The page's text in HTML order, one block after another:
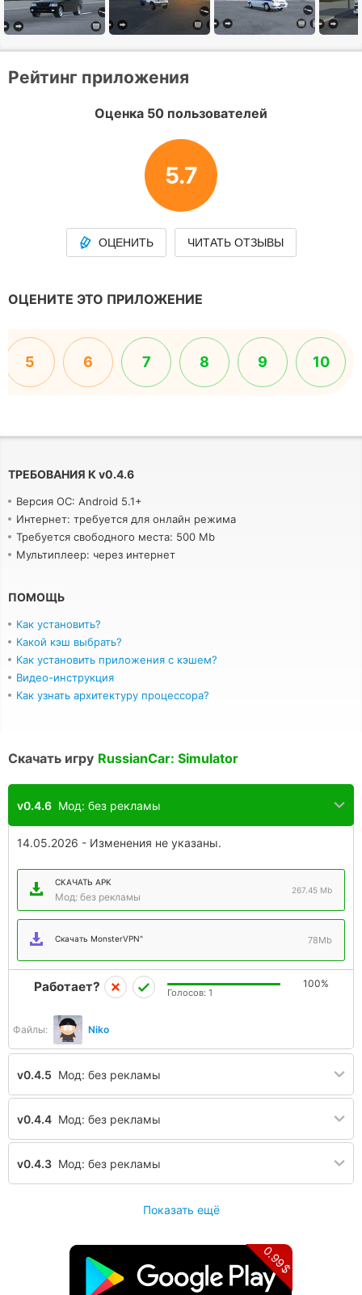
Рейтинг приложения
Оценка 50 пользователей
5.7
ОЦЕНИТЬ ЧИТАТЬ ОТЗЫВЫ
ОЦЕНИТЕ ЭТО ПРИЛОЖЕНИЕ
5 6 7 8 9 10
ТРЕБОВАНИЯ К v0.4.6
Версия ОС: Android 5.1+
Интернет: требуется для онлайн режима
Требуется свободного места: 500 Mb
Мультиплеер: через интернет
ПОМОЩЬ
Как установить?
Какой кэш выбрать?
Как установить приложения с кэшем?
Видео-инструкция
Как узнать архитектуру процессора?
Скачать игру RussianCar: Simulator
v0.4.6 Мод: без рекламы
14.05.2026 - Изменения не указаны.
СКАЧАТЬ APK
Мод: без рекламы
267.45 Mb
Скачать MonsterVPN" 78Mb
Файлы: Niko
Работает? 100%
Голосов: 1
v0.4.5 Мод: без рекламы
v0.4.4 Мод: без рекламы
v0.4.3 Мод: без рекламы
Показать ещё
0.99$